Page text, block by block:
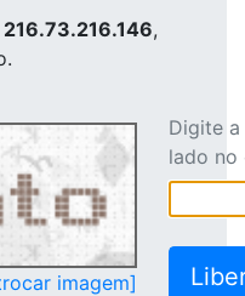
216.73.216.146,
imagem]
Digite
lado no